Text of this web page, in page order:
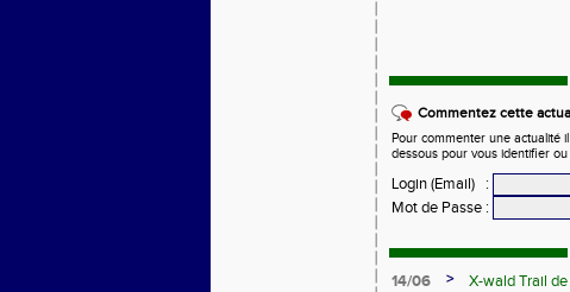
Commentez cette
Pour commenter une actualité
dessous pour vous identifier
Login (Email)
:
Mot de Passe :
14/06 >
X-wald Trail